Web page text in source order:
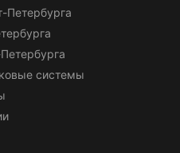
Петербурга
системы